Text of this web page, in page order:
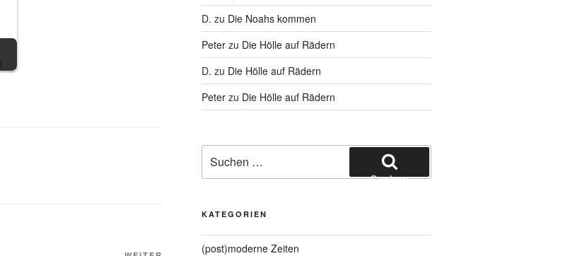
D. zu Die Noahs kommen
Peterzu Die Hölle auf Rädern
D. zu Die Hölle auf Rädern
Peterzu Die Hölle auf Rädern
nach:
Suchen
KATEGORIEN
(post)moderne Zeiten